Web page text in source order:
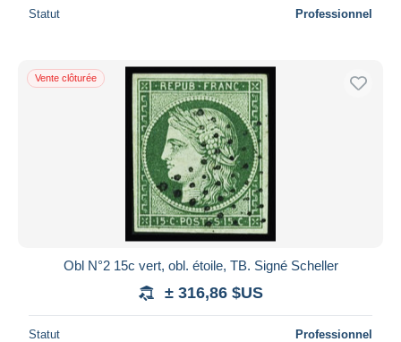
Statut Professionnel
Vente clôturée
Obl N°2 15c vert, obl. étoile, TB. Signé Scheller
± 316,86 $US
Statut Professionnel